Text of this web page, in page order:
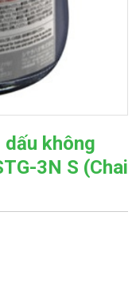
không
3N S (Chai